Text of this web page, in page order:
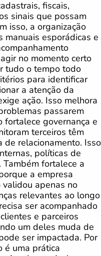
fiscais,
sinais que possam
isso, a organização
esporádicas e
no momento certo
tudo o tempo todo
para identificar
a atenção da
ação. Isso melhora
passarem
fortalece governança e
terceiros têm
de relacionamento. Isso
políticas de
fortalece a
a empresa
apenas no
relevantes ao longo
ser acompanhado
e parceiros
um deles muda de
ser impactada. Por
é uma prática